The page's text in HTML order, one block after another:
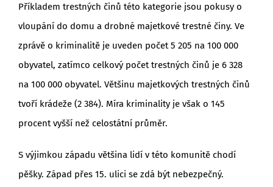
Příkladem trestných činů této kategorie jsou pokusy o
vloupání do domu a drobné majetkové trestné činy. Ve
zprávě o kriminalitě je uveden počet 5 205 na 100 000
obyvatel, zatímco celkový počet trestných činů je 6 328
na 100 000 obyvatel. Většinu majetkových trestných činů
tvoří krádeže (2 384). Míra kriminality je však o 145
procent vyšší než celostátní průměr.
S výjimkou západu většina lidí v této komunitě chodí
pěšky. Západ přes 15. ulici se zdá být nebezpečný.